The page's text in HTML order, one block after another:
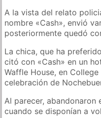
A la vista del relato
nombre «Cash», envió
posteriormente quedó
La chica, que ha
citó con «Cash» en un
Waffle House, en
celebración de
Al parecer, abandonaron
cuando se disponían a